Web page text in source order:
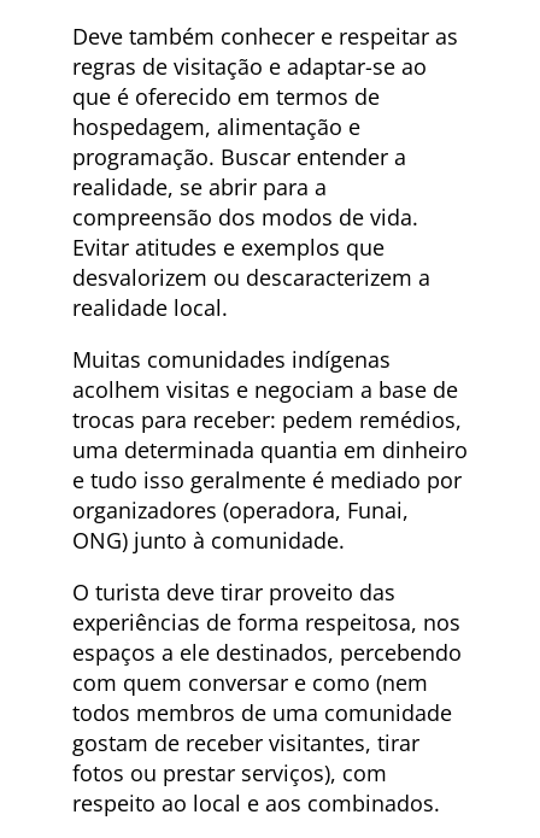
Deve também conhecer e respeitar as
regras de visitação e adaptar-se ao
que é oferecido em termos de
hospedagem, alimentação e
programação. Buscar entender a
realidade, se abrir para a
compreensão dos modos de vida.
Evitar atitudes e exemplos que
desvalorizem ou descaracterizem a
realidade local.
Muitas comunidades indígenas
acolhem visitas e negociam a base de
trocas para receber: pedem remédios,
uma determinada quantia em dinheiro
e tudo isso geralmente é mediado por
organizadores (operadora, Funai,
ONG) junto à comunidade.
O turista deve tirar proveito das
experiências de forma respeitosa, nos
espaços a ele destinados, percebendo
com quem conversar e como (nem
todos membros de uma comunidade
gostam de receber visitantes, tirar
fotos ou prestar serviços), com
respeito ao local e aos combinados.